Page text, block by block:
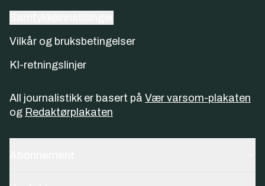
Vilkår og bruksbetingelser
KI-retningslinjer
All journalistikk er basert på Vær varsom-plakaten
og Redaktørplakaten